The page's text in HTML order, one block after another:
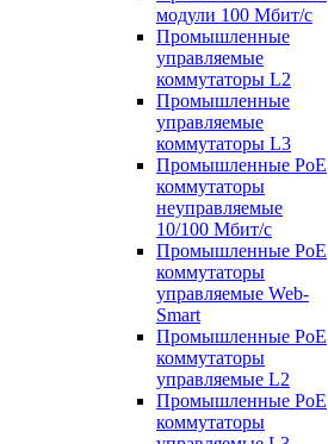
модули 100 Мбит/c
Промышленные
управляемые
коммутаторы L2
Промышленные
управляемые
коммутаторы L3
Промышленные PoE
коммутаторы
неуправляемые
10/100 Мбит/с
Промышленные PoE
коммутаторы
управляемые Web-
Smart
Промышленные PoE
коммутаторы
управляемые L2
Промышленные PoE
коммутаторы